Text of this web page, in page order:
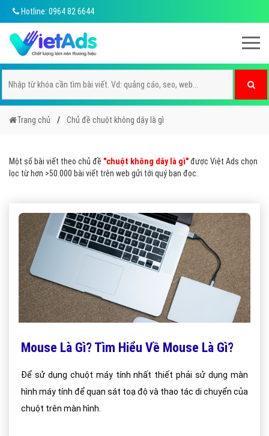
Hotline: 0964 82 6644
Trang chủ Chủ đề chuột không dây là gì
Một số bài viết theo chủ đề "chuột không dây là gì"được Việt Ads chọn
lọc từ hơn >50.000 bài viết trên web gửi tới quý bạn đọc.
Mouse Là Gì? Tìm Hiểu Về Mouse Là Gì?
Để sử dụng chuột máy tính nhất thiết phải sử dụng màn
hình máy tính để quan sát toạ độ và thao tác di chuyển của
chuột trên màn hình.